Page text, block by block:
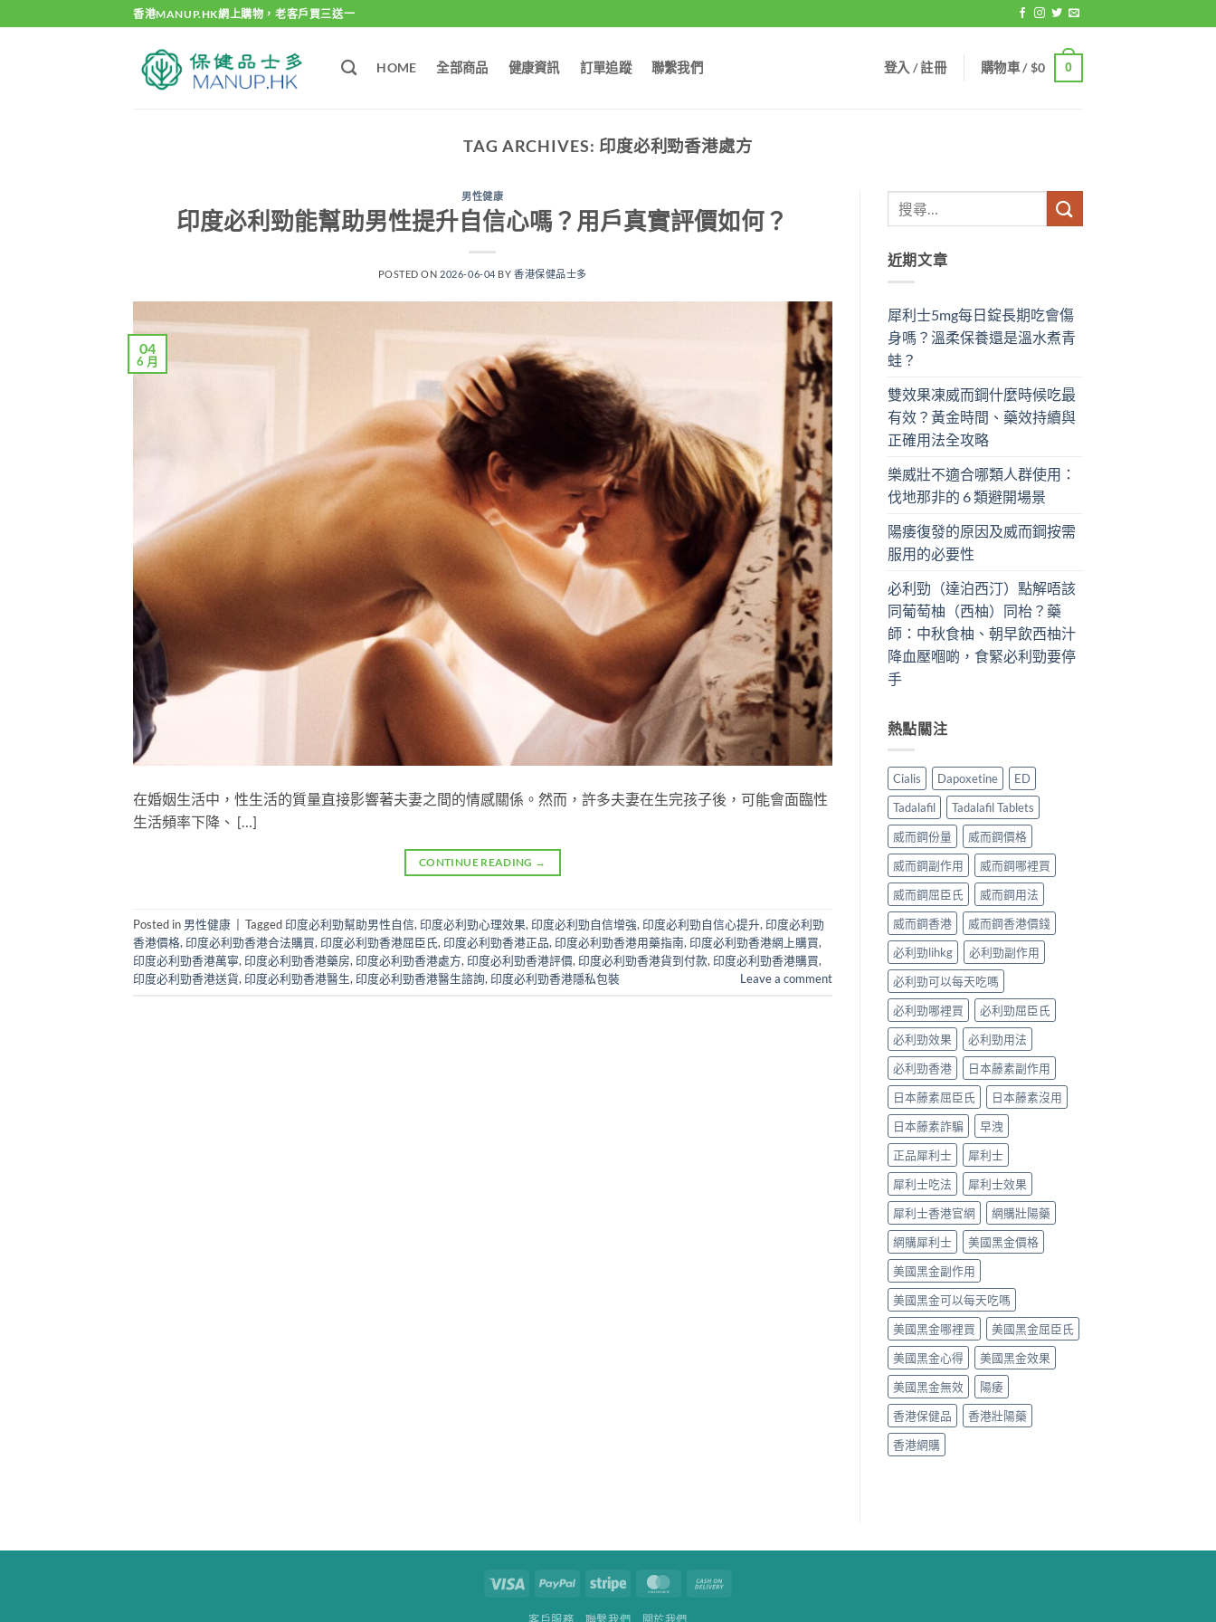
to
香港MANUP.HK網上購物，老客戶買三送一
HOME 全部商品 健康資訊 訂單追蹤 聯繫我們 登入 / 註冊 購物車 /$0 0
TAG ARCHIVES: 印度必利勁香港處方
男性健康
印度必利勁能幫助男性提升自信心嗎？用戶真實評價如何？
POSTED ON 2026-06-04 BY香港保健品士多
04
6 月
在婚姻生活中，性生活的質量直接影響著夫妻之間的情感關係。然而，許多夫妻在生完孩子後，可能會面臨性
生活頻率下降、 […]
CONTINUE READING →
Posted in 男性健康 Tagged 印度必利勁幫助男性自信, 印度必利勁心理效果, 印度必利勁自信增強, 印度必利勁自信心提升, 印度必利勁
香港價格, 印度必利勁香港合法購買, 印度必利勁香港屈臣氏, 印度必利勁香港正品, 印度必利勁香港用藥指南, 印度必利勁香港網上購買,
印度必利勁香港萬寧, 印度必利勁香港藥房, 印度必利勁香港處方, 印度必利勁香港評價, 印度必利勁香港貨到付款, 印度必利勁香港購買,
印度必利勁香港送貨, 印度必利勁香港醫生, 印度必利勁香港醫生諮詢, 印度必利勁香港隱私包裝 Leave a comment
近期文章
犀利士5mg每日錠長期吃會傷
身嗎？溫柔保養還是溫水煮青
蛙？
雙效果凍威而鋼什麼時候吃最
有效？黃金時間、藥效持續與
正確用法全攻略
樂威壯不適合哪類人群使用：
伐地那非的 6 類避開場景
陽痿復發的原因及威而鋼按需
服用的必要性
必利勁（達泊西汀）點解唔該
同葡萄柚（西柚）同枱？藥
師：中秋食柚、朝早飲西柚汁
降血壓嗰啲，食緊必利勁要停
手
熱點關注
Cialis Dapoxetine
ED
Tadalafil
Tadalafil Tablets
威而鋼份量
威而鋼價格
威而鋼副作用
威而鋼哪裡買
威而鋼屈臣氏
威而鋼用法
威而鋼香港
威而鋼香港價錢
必利勁lihkg
必利勁副作用
必利勁可以每天吃嗎
必利勁哪裡買
必利勁屈臣氏
必利勁效果
必利勁用法
必利勁香港
日本藤素副作用
日本藤素屈臣氏
日本藤素沒用
日本藤素詐騙
早洩
正品犀利士
犀利士
犀利士吃法
犀利士效果
犀利士香港官網
網購壯陽藥
網購犀利士
美國黑金價格
美國黑金副作用
美國黑金可以每天吃嗎
美國黑金哪裡買
美國黑金屈臣氏
美國黑金心得
美國黑金效果
美國黑金無效
陽痿
香港保健品
香港壯陽藥
香港網購
Visa PayPal Stripe MasterCard